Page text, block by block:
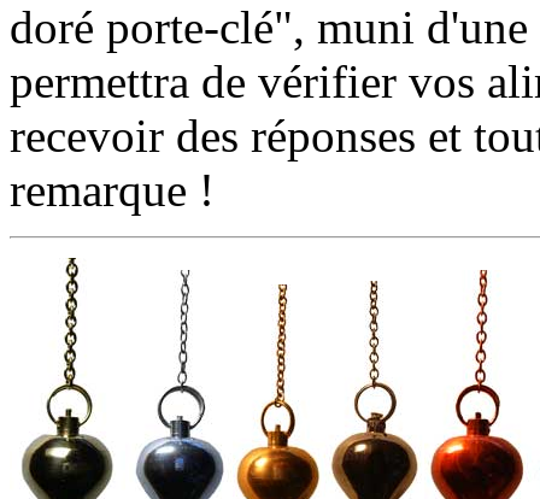
doré porte-clé", muni
permettra de vérifier vos
recevoir des réponses et
remarque !